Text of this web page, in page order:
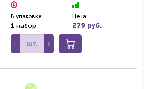
В упаковке:
1 набор
Цена:
279 руб.
- +